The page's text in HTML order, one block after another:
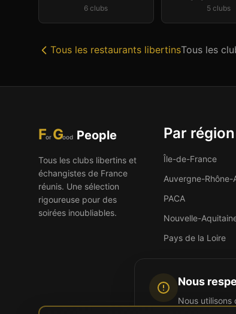
6 clubs 5clubs
Tous les restaurants libertinsTous les
For Good People
Tous les clubs libertins et
échangistes de France
réunis. Une sélection
rigoureuse pour des
soirées inoubliables.
Par région
Île-de-France
Auvergne-Rhône-
PACA
Nouvelle-
Pays de la Loire
Nous
Nous utilisons